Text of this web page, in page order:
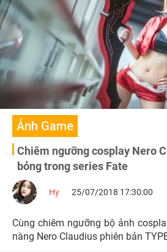
Ảnh Game
Chiêm ngưỡng cosplay Nero
bỏng trong series Fate
Hy 25/07/2018 17:30:00
Cùng chiêm ngưỡng bộ ảnh
nàng Nero Claudius phiên bản